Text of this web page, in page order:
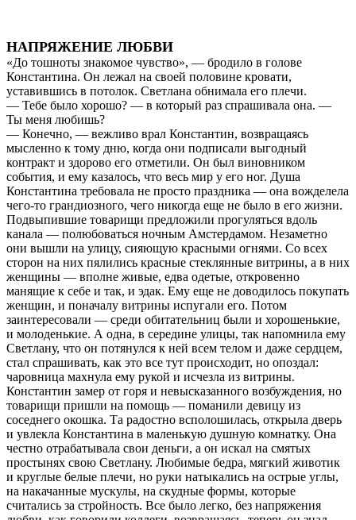
НАПРЯЖЕНИЕ ЛЮБВИ
«До тошноты знакомое чувство», — бродило в голове
Константина. Он лежал на своей половине кровати,
уставившись в потолок. Светлана обнимала его плечи.
— Тебе было хорошо? — в который раз спрашивала она. —
Ты меня любишь?
— Конечно, — вежливо врал Константин, возвращаясь
мысленно к тому дню, когда они подписали выгодный
контракт и здорово его отметили. Он был виновником
события, и ему казалось, что весь мир у его ног. Душа
Константина требовала не просто праздника — она вожделела
чего-то грандиозного, чего никогда еще не было в его жизни.
Подвыпившие товарищи предложили прогуляться вдоль
канала — полюбоваться ночным Амстердамом. Незаметно
они вышли на улицу, сияющую красными огнями. Со всех
сторон на них пялились красные стеклянные витрины, а в них
женщины — вполне живые, едва одетые, откровенно
манящие к себе и так, и эдак. Ему еще не доводилось покупать
женщин, и поначалу витрины испугали его. Потом
заинтересовали — среди обитательниц были и хорошенькие,
и молоденькие. А одна, в середине улицы, так напомнила ему
Светлану, что он потянулся к ней всем телом и даже сердцем,
стал спрашивать, как это все тут происходит, но опоздал:
чаровница махнула ему рукой и исчезла из витрины.
Константин замер от горя и невысказанного возбуждения, но
товарищи пришли на помощь — поманили девицу из
соседнего окошка. Та радостно всполошилась, открыла дверь
и увлекла Константина в маленькую душную комнатку. Она
честно отрабатывала свои деньги, а он искал на смятых
простынях свою Светлану. Любимые бедра, мягкий животик
и круглые белые плечи, но руки натыкались на острые углы,
на накачанные мускулы, на скудные формы, которые
считались за стройность. Все было легко, без напряжения